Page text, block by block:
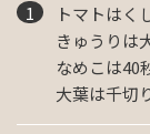
トマトはく
きゅうりは
なめこは40
大葉は千切